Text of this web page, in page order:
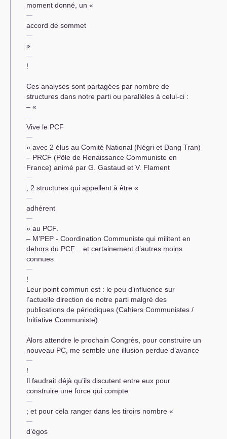
moment donné, un «
accord de sommet
»
!
Ces analyses sont partagées par nombre de
structures dans notre parti ou parallèles à celui-ci :
– «
Vive le PCF
» avec 2 élus au Comité National (Négri et Dang Tran)
– PRCF (Pôle de Renaissance Communiste en
France) animé par G. Gastaud et V. Flament
; 2 structures qui appellent à être «
adhérent
» au PCF
– M’PEP - Coordination Communiste qui militent en
dehors du PCF ... et certainement d’autres moins
connues
!
Leur point commun est : le peu d’influence sur
l’actuelle direction de notre parti malgré des
publications de périodiques (Cahiers Communistes /
Initiative Communiste).
Alors attendre le prochain Congrès, pour construire un
nouveau PC , me semble une illusion perdue d’avance
!
Il faudrait déjà qu’ils discutent entre eux pour
construire une force qui compte
; et pour cela ranger dans les tiroirs nombre «
d’égos